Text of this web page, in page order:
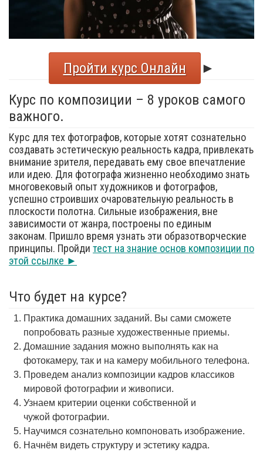
Пройти курс Онлайн
►
Курс по композиции – 8 уроков самого
важного.
Курс для тех фотографов, которые хотят сознательно
создавать эстетическую реальность кадра, привлекать
внимание зрителя, передавать ему свое впечатление
или идею. Для фотографа жизненно необходимо знать
многовековый опыт художников и фотографов,
успешно строивших очаровательную реальность в
плоскости полотна. Сильные изображения, вне
зависимости от жанра, построены по единым
законам. Пришло время узнать эти образотворческие
принципы. Пройди тест на знание основ композиции по
этой ссылке ►
Что будет на курсе?
Практика домашних заданий. Вы сами сможете
попробовать разные художественные приемы.
Домашние задания можно выполнять как на
фотокамеру, так и на камеру мобильного телефона.
Проведем анализ композиции кадров классиков
мировой фотографии и живописи.
Узнаем критерии оценки собственной и
чужой фотографии.
Научимся сознательно компоновать изображение.
Начнём видеть структуру и эстетику кадра.